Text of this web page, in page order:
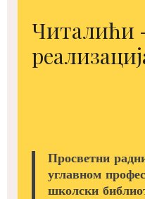
Читалићи
Просветни
углавном
школски